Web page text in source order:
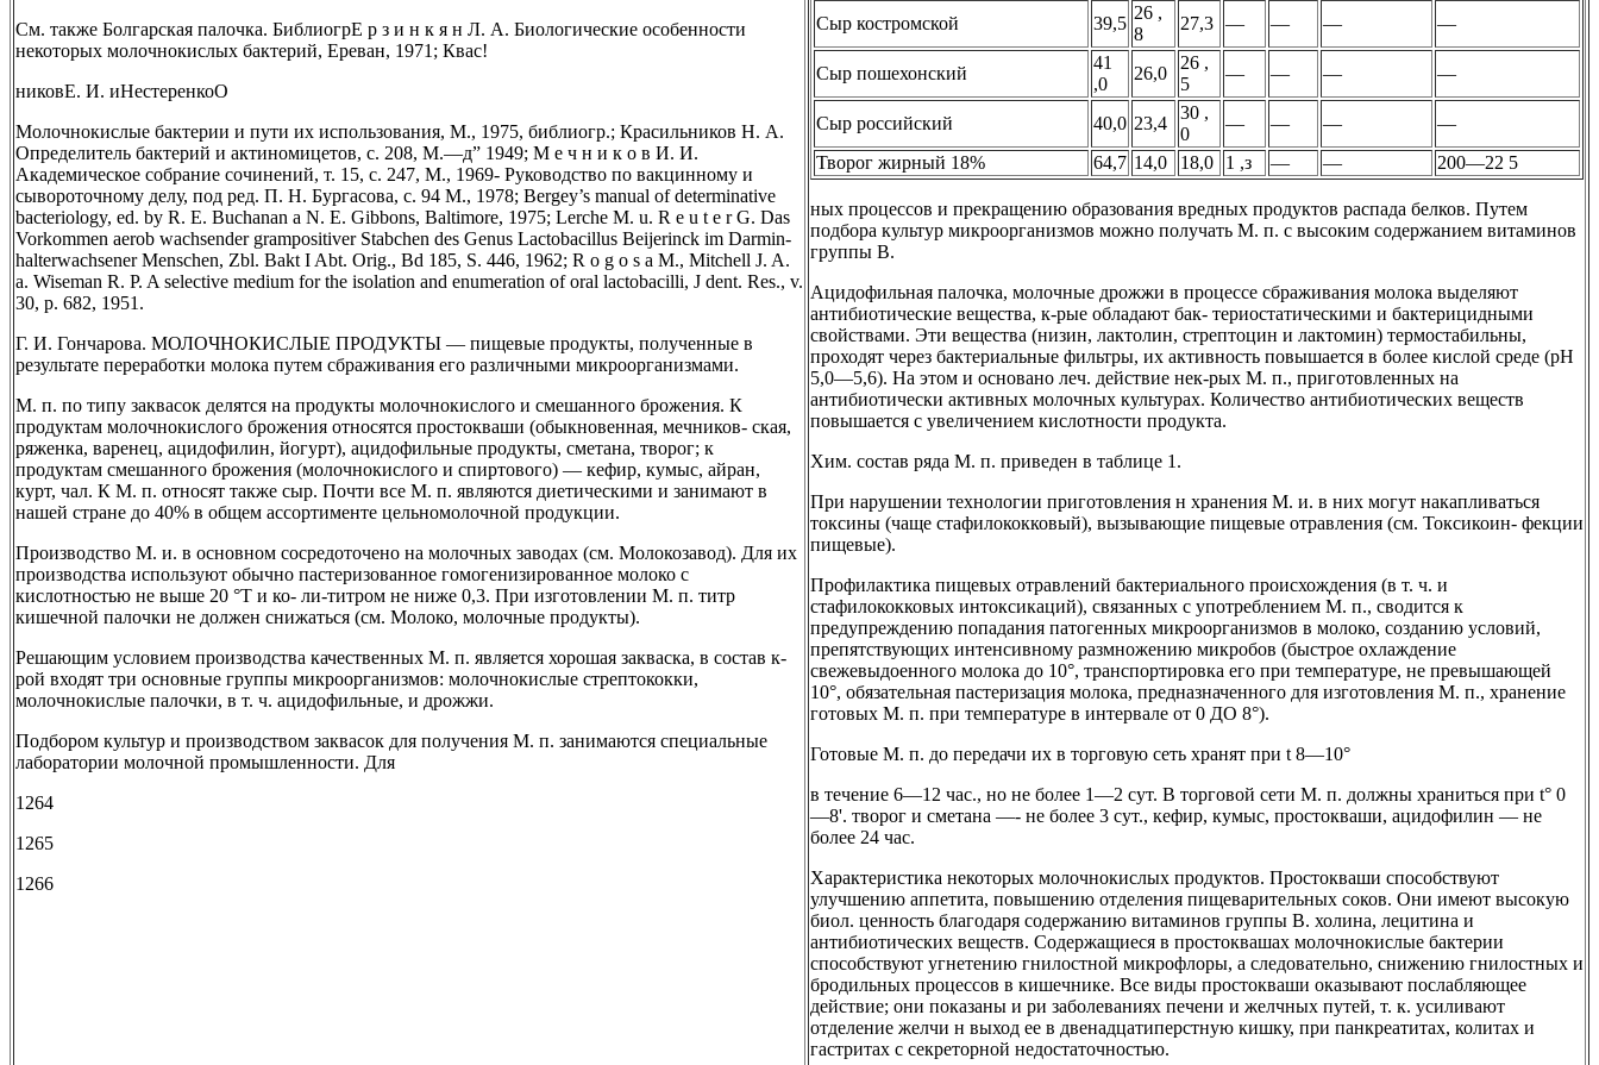
См. также Болгарская палочка. БиблиогрЕ р з и н к я н Л. А. Биологические особенности
некоторых молочнокислых бактерий, Ереван, 1971; Квас!
никовЕ. И. иНестеренкоО
Молочнокислые бактерии и пути их использования, М., 1975, библиогр.; Красильников Н. А.
Определитель бактерий и актиномицетов, с. 208, М.—д” 1949; М е ч н и к о в И. И.
Академическое собрание сочинений, т. 15, с. 247, М., 1969- Руководство по вакцинному и
сывороточному делу, под ред. П. Н. Бургасова, с. 94 М., 1978; Bergey’s manual of determinative
bacteriology, ed. by R. E. Buchanan a N. E. Gibbons, Baltimore, 1975; Lerche M. u. R e u t e r G. Das
Vorkommen aerob wachsender grampositiver Stabchen des Genus Lactobacillus Beijerinck im Darmin-
halterwachsener Menschen, Zbl. Bakt I Abt. Orig., Bd 185, S. 446, 1962; R о g о s a М., Mitchell J. A.
a. Wiseman R. P. A selective medium for the isolation and enumeration of oral lactobacilli, J dent. Res., v.
30, p. 682, 1951.
Г. И. Гончарова. МОЛОЧНОКИСЛЫЕ ПРОДУКТЫ — пищевые продукты, полученные в
результате переработки молока путем сбраживания его различными микроорганизмами.
М. п. по типу заквасок делятся на продукты молочнокислого и смешанного брожения. К
продуктам молочнокислого брожения относятся простокваши (обыкновенная, мечников- ская,
ряженка, варенец, ацидофилин, йогурт), ацидофильные продукты, сметана, творог; к
продуктам смешанного брожения (молочнокислого и спиртового) — кефир, кумыс, айран,
курт, чал. К М. п. относят также сыр. Почти все М. п. являются диетическими и занимают в
нашей стране до 40% в общем ассортименте цельномолочной продукции.
Производство М. и. в основном сосредоточено на молочных заводах (см. Молокозавод). Для их
производства используют обычно пастеризованное гомогенизированное молоко с
кислотностью не выше 20 °Т и ко- ли-титром не ниже 0,3. При изготовлении М. п. титр
кишечной палочки не должен снижаться (см. Молоко, молочные продукты).
Решающим условием производства качественных М. п. является хорошая закваска, в состав к-
рой входят три основные группы микроорганизмов: молочнокислые стрептококки,
молочнокислые палочки, в т. ч. ацидофильные, и дрожжи.
Подбором культур и производством заквасок для получения М. п. занимаются специальные
лаборатории молочной промышленности. Для
1264
1265
1266
Сыр костромской
39,5
26 ,
8
27,3 — — — —
Сыр пошехонский
41
,0
26,0
26 ,
5
— — — —
Сыр российский 40,0 23,4
30 ,
0
— — —
—
Творог жирный 18%
64,7 14,0 18,0 1 ,з — — 200—22 5
ных процессов и прекращению образования вредных продуктов распада белков. Путем
подбора культур микроорганизмов можно получать М. п. с высоким содержанием витаминов
группы В.
Ацидофильная палочка, молочные дрожжи в процессе сбраживания молока выделяют
антибиотические вещества, к-рые обладают бак- териостатическими и бактерицидными
свойствами. Эти вещества (низин, лактолин, стрептоцин и лактомин) термостабильны,
проходят через бактериальные фильтры, их активность повышается в более кислой среде (pH
5,0—5,6). На этом и основано леч. действие нек-рых М. п., приготовленных на
антибиотически активных молочных культурах. Количество антибиотических веществ
повышается с увеличением кислотности продукта.
Хим. состав ряда М. п. приведен в таблице 1.
При нарушении технологии приготовления н хранения М. и. в них могут накапливаться
токсины (чаще стафилококковый), вызывающие пищевые отравления (см. Токсикоин- фекции
пищевые).
Профилактика пищевых отравлений бактериального происхождения (в т. ч. и
стафилококковых интоксикаций), связанных с употреблением М. п., сводится к
предупреждению попадания патогенных микроорганизмов в молоко, созданию условий,
препятствующих интенсивному размножению микробов (быстрое охлаждение
свежевыдоенного молока до 10°, транспортировка его при температуре, не превышающей
10°, обязательная пастеризация молока, предназначенного для изготовления М. п., хранение
готовых М. п. при температуре в интервале от 0 ДО 8°).
Готовые М. п. до передачи их в торговую сеть хранят при t 8—10°
в течение 6—12 час., но не более 1—2 сут. В торговой сети М. п. должны храниться при t° 0
—8'. творог и сметана —- не более 3 сут., кефир, кумыс, простокваши, ацидофилин — не
более 24 час.
Характеристика некоторых молочнокислых продуктов. Простокваши способствуют
улучшению аппетита, повышению отделения пищеварительных соков. Они имеют высокую
биол. ценность благодаря содержанию витаминов группы В. холина, лецитина и
антибиотических веществ. Содержащиеся в простоквашах молочнокислые бактерии
способствуют угнетению гнилостной микрофлоры, а следовательно, снижению гнилостных и
бродильных процессов в кишечнике. Все виды простокваши оказывают послабляющее
действие; они показаны и ри заболеваниях печени и желчных путей, т. к. усиливают
отделение желчи н выход ее в двенадцатиперстную кишку, при панкреатитах, колитах и
гастритах с секреторной недостаточностью.